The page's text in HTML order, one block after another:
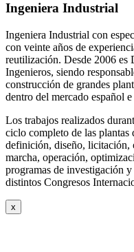
Ingeniera Industrial
Ingeniera Industrial con
con veinte años de
reutilización. Desde 2006 es
Ingenieros, siendo
construcción de grandes
dentro del mercado español
Los trabajos realizados
ciclo completo de las plantas
definición, diseño, licitación,
marcha, operación,
programas de investigación
distintos Congresos
x